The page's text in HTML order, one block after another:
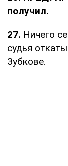
получил.
27. Ничего
судья
Зубкове.